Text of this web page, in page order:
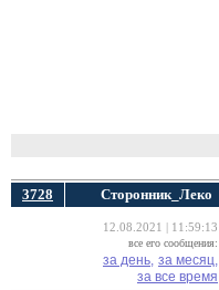
3728 Сторонник_Леко
12.08.2021 | 11:59:13
все его сообщения:
за день, за месяц,
за все время